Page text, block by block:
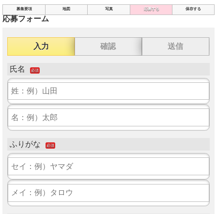
募集要項 地図 写真 応募する 保存する
応募フォーム
入力 確認 送信
氏名 必須
ふりがな 必須